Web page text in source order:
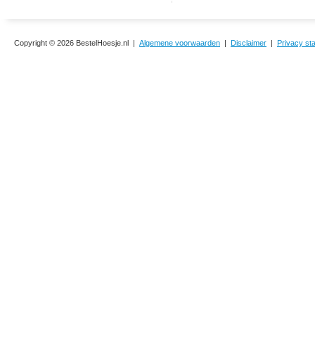
Copyright © 2026 BestelHoesje.nl | Algemene voorwaarden | Disclaimer | Privacy